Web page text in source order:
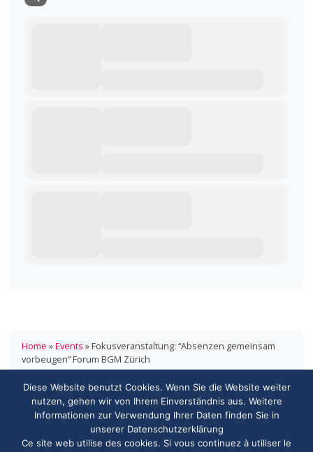
Diese Website benutzt Cookies. Wenn Sie die Website weiter
nutzen, gehen wir von Ihrem Einverständnis aus. Weitere
Informationen zur Verwendung Ihrer Daten finden Sie in
unserer Datenschutzerklärung
Ce site web utilise des cookies. Si vous continuez à utiliser le
Home »Events »Fokusveranstaltung: “Absenzen gemeinsam
vorbeugen” Forum BGM Zürich
HANDELSVERBAND.swiss
ASSOCIATION DE COMMERCE.swiss
info@handelsverband.swiss